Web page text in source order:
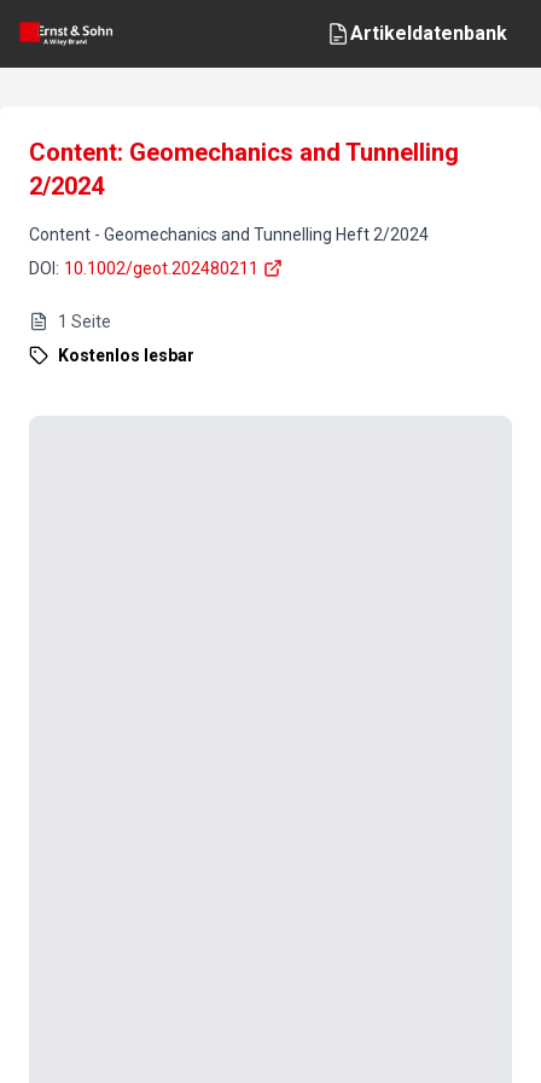
Artikeldatenbank
Content: Geomechanics and Tunnelling
2/2024
Content - Geomechanics and Tunnelling Heft 2/2024
DOI : 10.1002/geot.202480211
1 Seite
Kostenlos lesbar